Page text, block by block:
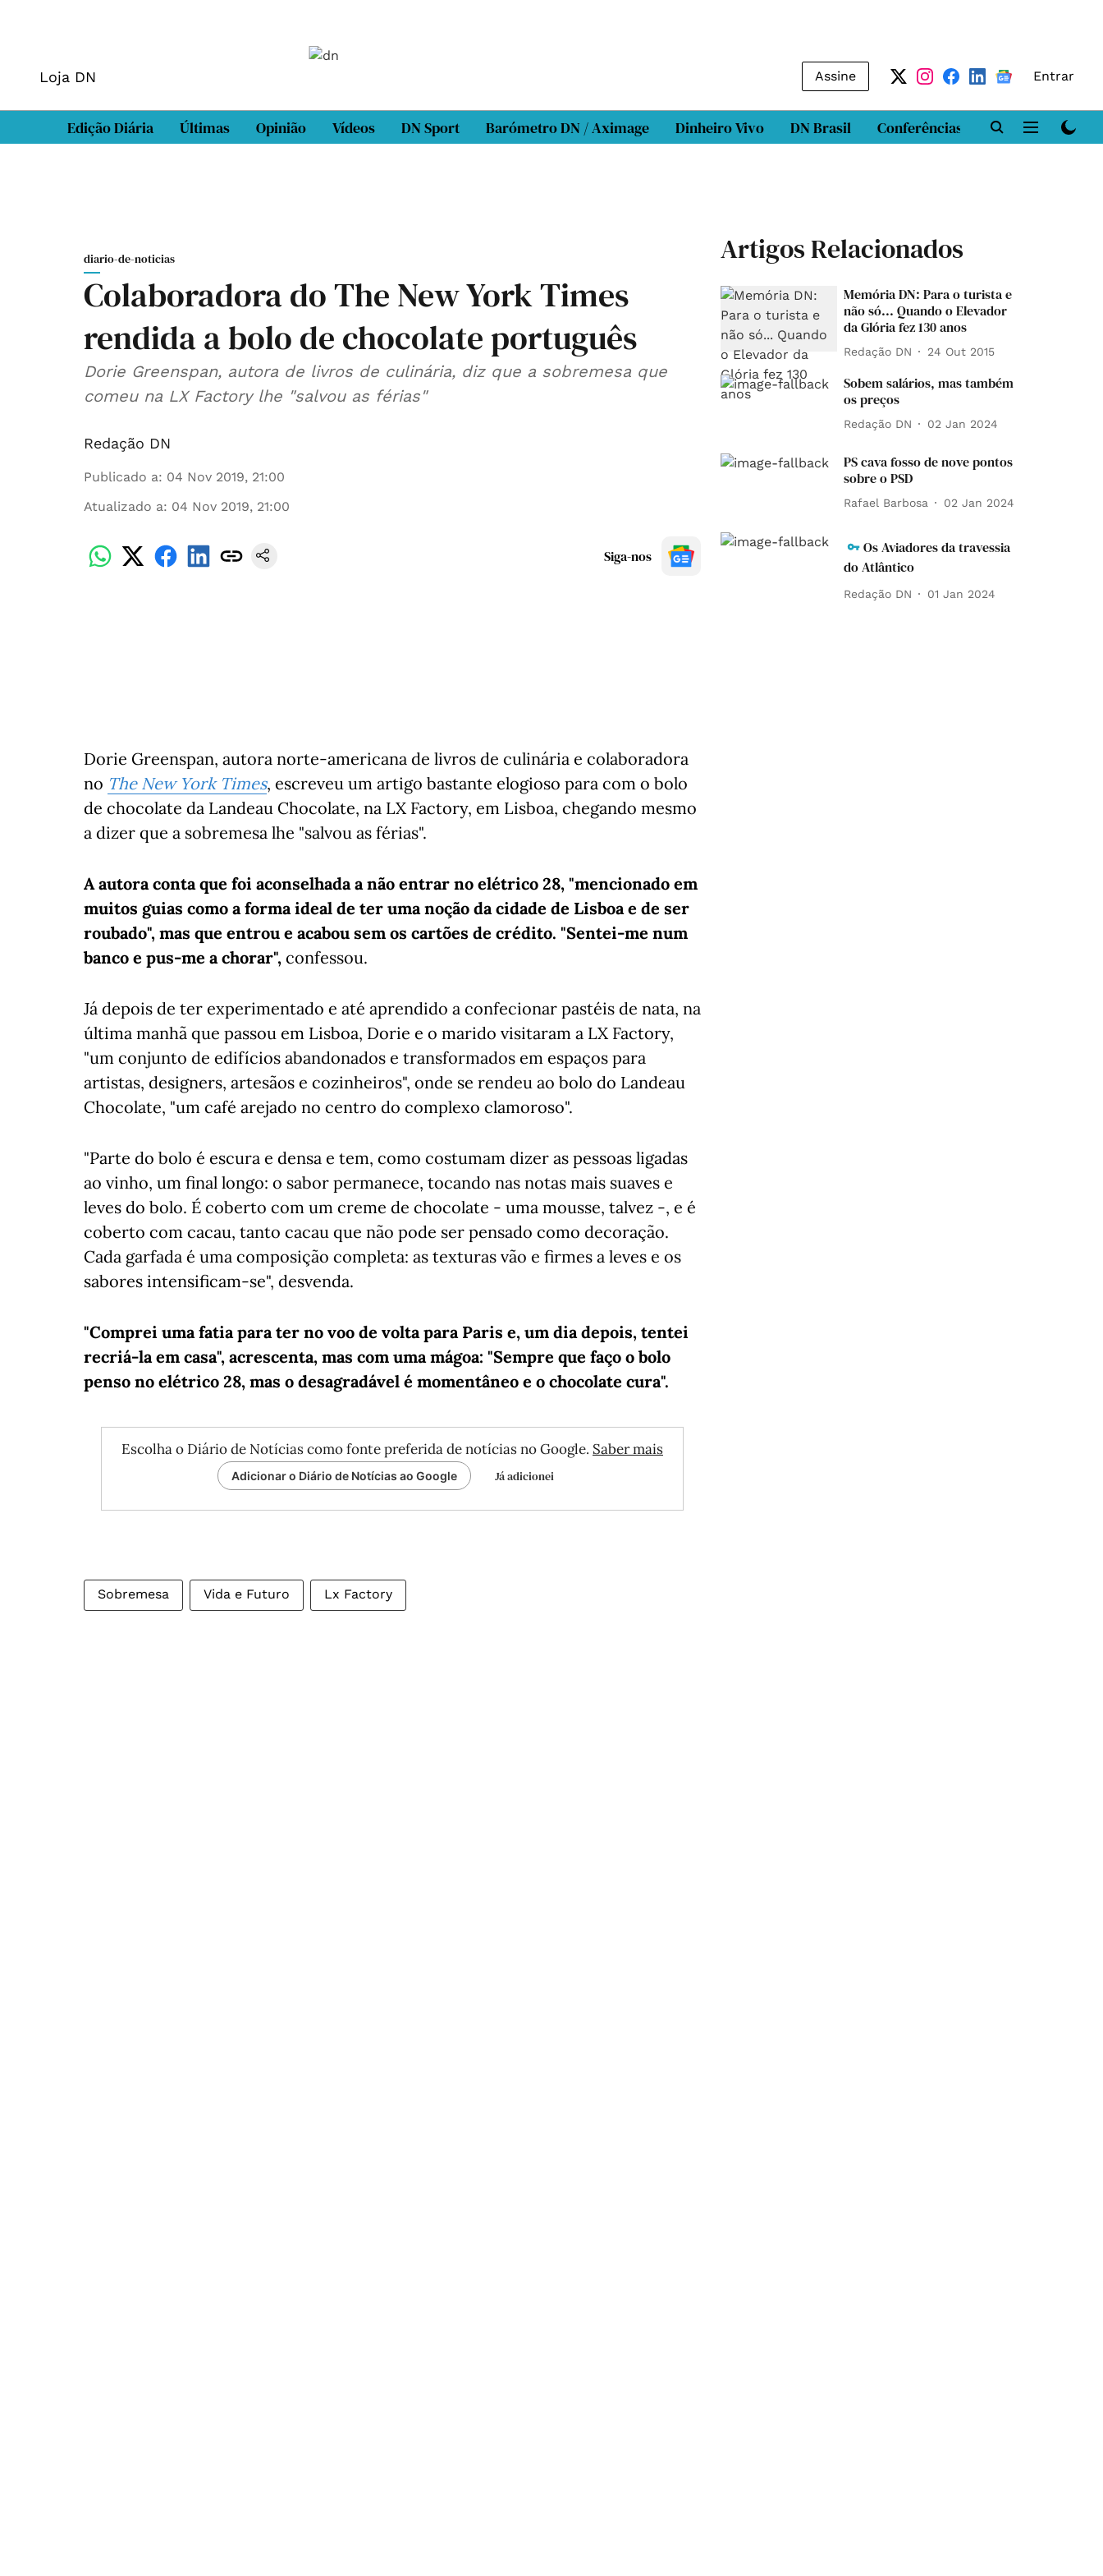
Loja DN Assine Entrar
Edição Diária Últimas Opinião Vídeos DN Sport Barómetro DN / Aximage Dinheiro Vivo DN Brasil Conferências DN LAB
diario-de-noticias
Colaboradora do The New York Times
rendida a bolo de chocolate português
Dorie Greenspan, autora de livros de culinária, diz que a sobremesa que
comeu na LX Factory lhe "salvou as férias"
Redação DN
Publicado a: 04 Nov 2019, 21:00
Atualizado a: 04 Nov 2019, 21:00
Siga-nos
Dorie Greenspan, autora norte-americana de livros de culinária e colaboradora
no The New York Times, escreveu um artigo bastante elogioso para com o bolo
de chocolate da Landeau Chocolate, na LX Factory, em Lisboa, chegando mesmo
a dizer que a sobremesa lhe "salvou as férias".
A autora conta que foi aconselhada a não entrar no elétrico 28, "mencionado em
muitos guias como a forma ideal de ter uma noção da cidade de Lisboa e de ser
roubado", mas que entrou e acabou sem os cartões de crédito. "Sentei-me num
banco e pus-me a chorar", confessou.
Já depois de ter experimentado e até aprendido a confecionar pastéis de nata, na
última manhã que passou em Lisboa, Dorie e o marido visitaram a LX Factory,
"um conjunto de edifícios abandonados e transformados em espaços para
artistas, designers, artesãos e cozinheiros", onde se rendeu ao bolo do Landeau
Chocolate, "um café arejado no centro do complexo clamoroso".
"Parte do bolo é escura e densa e tem, como costumam dizer as pessoas ligadas
ao vinho, um final longo: o sabor permanece, tocando nas notas mais suaves e
leves do bolo. É coberto com um creme de chocolate - uma mousse, talvez -, e é
coberto com cacau, tanto cacau que não pode ser pensado como decoração.
Cada garfada é uma composição completa: as texturas vão e firmes a leves e os
sabores intensificam-se", desvenda.
"Comprei uma fatia para ter no voo de volta para Paris e, um dia depois, tentei
recriá-la em casa", acrescenta, mas com uma mágoa: "Sempre que faço o bolo
penso no elétrico 28, mas o desagradável é momentâneo e o chocolate cura".
Escolha o Diário de Notícias como fonte preferida de notícias no Google. Saber mais
Adicionar o Diário de Notícias ao Google Já adicionei
Sobremesa Vida e Futuro Lx Factory
Artigos Relacionados
Memória DN: Para o turista e
não só... Quando o Elevador
da Glória fez 130 anos
Redação DN 24 Out 2015
Sobem salários, mas também
os preços
Redação DN 02 Jan 2024
PS cava fosso de nove pontos
sobre o PSD
Rafael Barbosa 02 Jan 2024
Os Aviadores da travessia
do Atlântico
Redação DN 01 Jan 2024